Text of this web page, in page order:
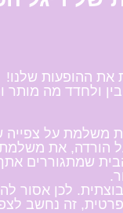
ההופעות שלנו!
ולחדד מה מותר
על צפייה
הורדה, את
שמתגוררים
לכן אסור
זה נחשב